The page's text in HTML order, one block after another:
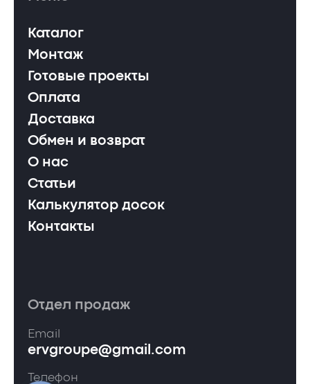
Каталог
Монтаж
Готовые проекты
Оплата
Доставка
Обмен и возврат
О нас
Статьи
Калькулятор досок
Контакты
Отдел продаж
Email
ervgroupe@gmail.com
Телефон